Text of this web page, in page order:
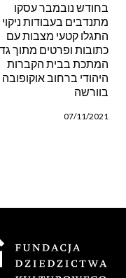
בחודש נובמבר עסקו
מתנדבים בעבודות ניקוי
התגלו קטעי מצבות עם
כתובות ופרטים מתוך
המתכת בבית הקברות
היהודי ברחוב אוקופובה
בוורשה
07/11/2021